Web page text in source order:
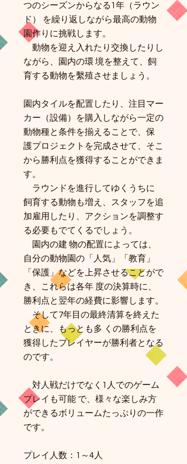
つのシーズンからなる1年（ラウン
ド） を繰り返しながら最高の動物
園作りに挑戦します。
動物を迎え入れたり交換したりし
ながら、園内の環 境を整えて、飼
育する動物を繫殖させましょう。
園内タイルを配置したり、注目マー
カー（設備）を購入しながら一定の
動物種と条件を揃えることで、保
護プロジェクトを完成させて、そこ
から勝利点を獲得することができま
す。
ラウンドを進行してゆくうちに
飼育する動物も増え、スタッフを追
加雇用したり、アクションを調整す
る必要もでてくるでしょう。
園内の建 物の配置によっては、
自分の動物園の「人気」「教育」
「保護」などを上昇させることがで
き、これらは各年 度の決算時に、
勝利点と翌年の経費に影響します。
そして7年目の最終清算を終えた
ときに、もっとも多 くの勝利点を
獲得したプレイヤーが勝利者となる
のです。
対人戦だけでなく1人でのゲーム
プレイも可能 で、様々な楽しみ方
ができるボリュームたっぷりの一作
です。
プレイ人数：1～4人